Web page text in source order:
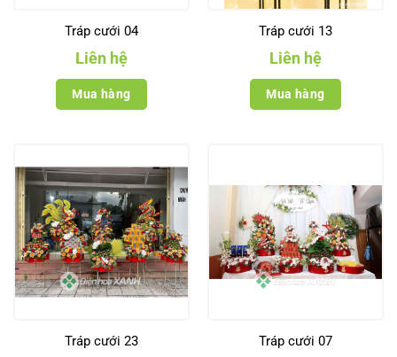
Tráp cưới 04
Liên hệ
Mua hàng
Tráp cưới 13
Liên hệ
Mua hàng
Tráp cưới 23 Tráp cưới 07